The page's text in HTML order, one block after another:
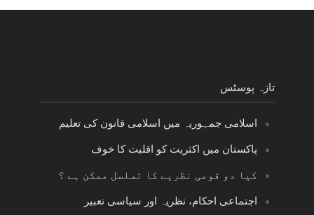
تازہ پوسٹس
اسلامی جمہوریہ میں اسلامی قانون کی تعلیم
پاکستان میں اکثریت کو اقلیت کا خوف
کیا دو قومی نظریے کا تسلسل ممکن ہے ؟
اجتماعی احکام، نظریہ اور سیاسی تعبیر